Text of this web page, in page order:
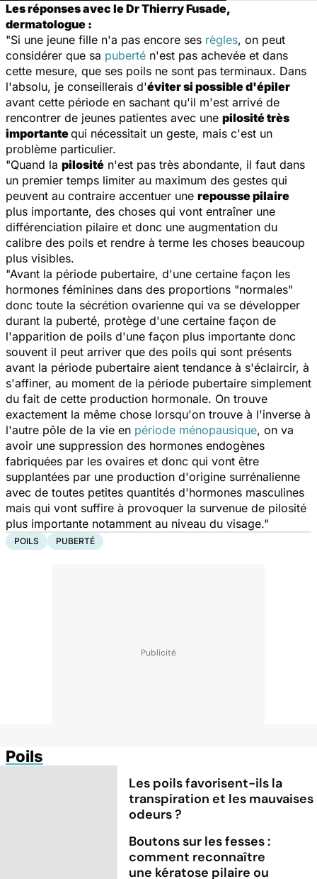
Les réponses avec le Dr Thierry Fusade,
dermatologue :
"Si une jeune fille n'a pas encore ses règles, on peut
considérer que sa puberté n'est pas achevée et dans
cette mesure, que ses poils ne sont pas terminaux. Dans
l'absolu, je conseillerais d'éviter si possible d'épiler
avant cette période en sachant qu'il m'est arrivé de
rencontrer de jeunes patientes avec une pilosité très
importantequi nécessitait un geste, mais c'est un
problème particulier.
"Quand la pilosité n'est pas très abondante, il faut dans
un premier temps limiter au maximum des gestes qui
peuvent au contraire accentuer une repousse pilaire
plus importante, des choses qui vont entraîner une
différenciation pilaire et donc une augmentation du
calibre des poils et rendre à terme les choses beaucoup
plus visibles.
"Avant la période pubertaire, d'une certaine façon les
hormones féminines dans des proportions "normales"
donc toute la sécrétion ovarienne qui va se développer
durant la puberté, protège d'une certaine façon de
l'apparition de poils d'une façon plus importante donc
souvent il peut arriver que des poils qui sont présents
avant la période pubertaire aient tendance à s'éclaircir, à
s'affiner, au moment de la période pubertaire simplement
du fait de cette production hormonale. On trouve
exactement la même chose lorsqu'on trouve à l'inverse à
l'autre pôle de la vie en période ménopausique, on va
avoir une suppression des hormones endogènes
fabriquées par les ovaires et donc qui vont être
supplantées par une production d'origine surrénalienne
avec de toutes petites quantités d'hormones masculines
mais qui vont suffire à provoquer la survenue de pilosité
plus importante notamment au niveau du visage."
POILS PUBERTÉ
Poils
Les poils favorisent-ils la
transpiration et les mauvaises
odeurs ?
Boutons sur les fesses :
comment reconnaître
une kératose pilaire ou